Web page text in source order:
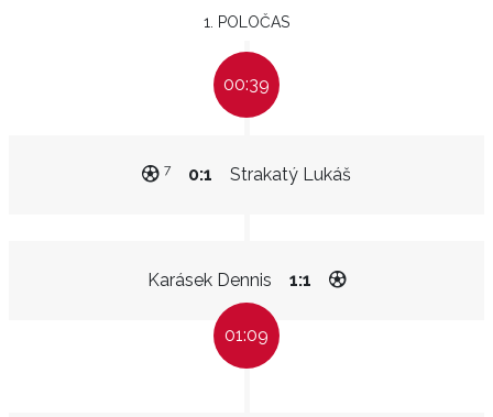
1. POLOČAS
00:39
Strakatý Lukáš
0:1
7
Karásek Dennis 1:1
01:09